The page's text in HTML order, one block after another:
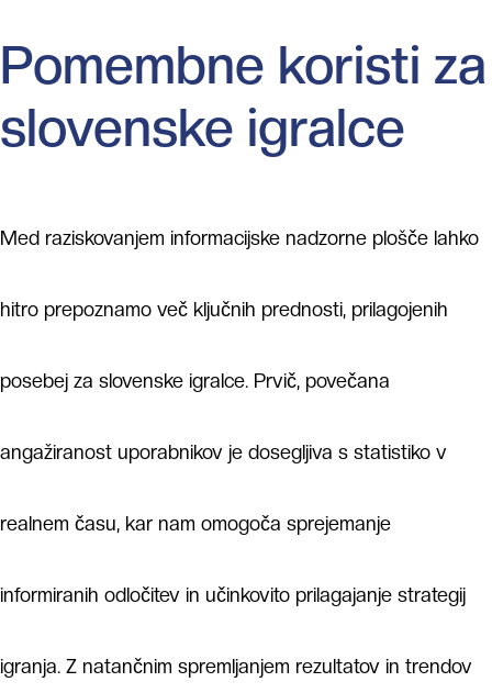
Pomembne koristi za
slovenske igralce
Med raziskovanjem informacijske nadzorne plošče lahko
hitro prepoznamo več ključnih prednosti, prilagojenih
posebej za slovenske igralce. Prvič, povečana
angažiranost uporabnikov je dosegljiva s statistiko v
realnem času, kar nam omogoča sprejemanje
informiranih odločitev in učinkovito prilagajanje strategij
igranja. Z natančnim spremljanjem rezultatov in trendov